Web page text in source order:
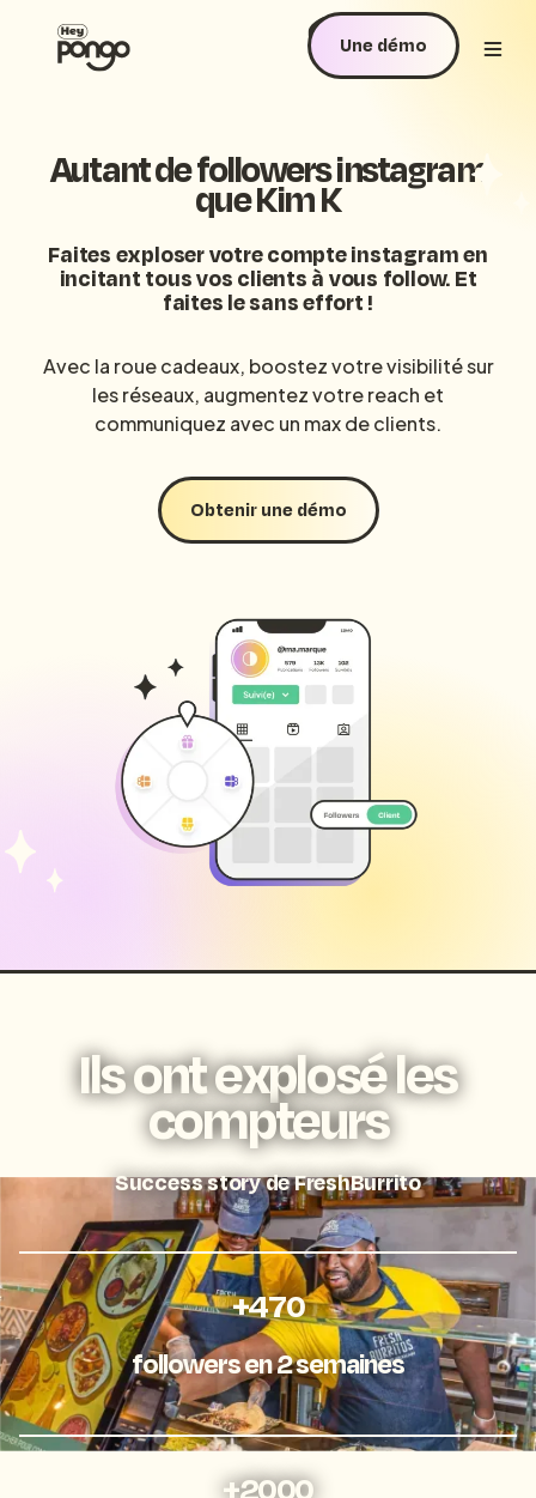
Une démo
Autant de followers instagram
que Kim K
Faites exploser votre compte instagram en
incitant tous vos clients à vous follow. Et
faites le sans effort!
Avec la roue cadeaux, boostez votre visibilité sur
les réseaux, augmentez votre reach et
communiquez avec un max de clients.
Obtenir une démo
Ils ont explosé les
compteurs
Success story de FreshBurrito
+470
followers en 2 semaines
+2000